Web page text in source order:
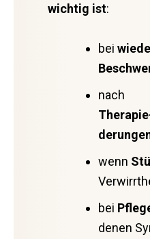
wichtig ist:
bei
nach
wenn
bei
denen